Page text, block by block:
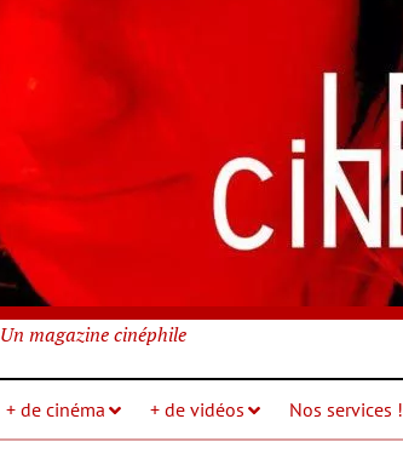
Un magazine cinéphile
+ de cinéma + de vidéos Nos services !